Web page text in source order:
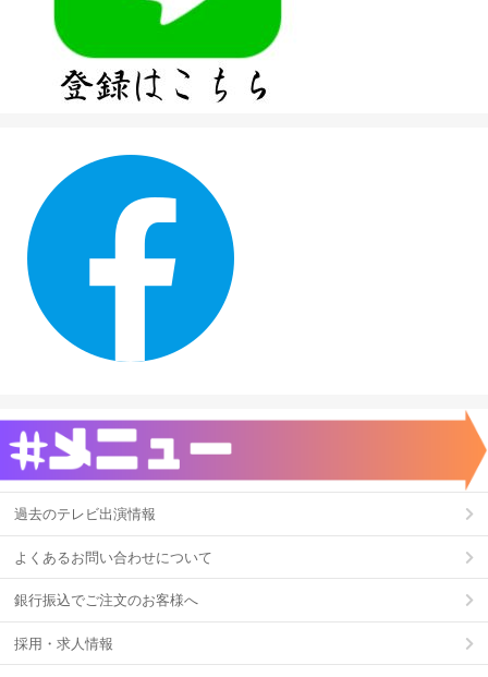
過去のテレビ出演情報
よくあるお問い合わせについて
銀行振込でご注文のお客様へ
採用・求人情報